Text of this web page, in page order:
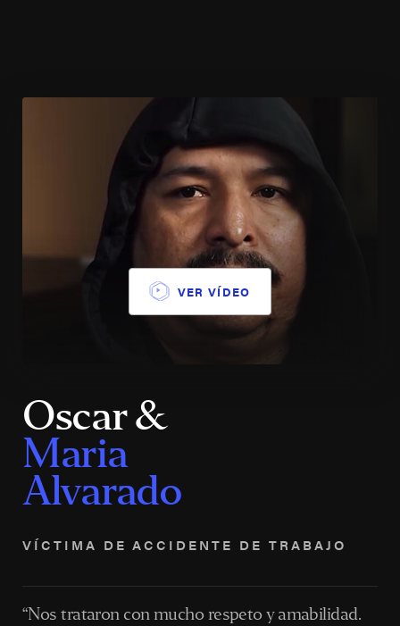
VER VÍDEO
Oscar &
Maria
Alvarado
VÍCTIMA DE ACCIDENTE DE TRABAJO
“Nos trataron con mucho respeto y amabilidad.